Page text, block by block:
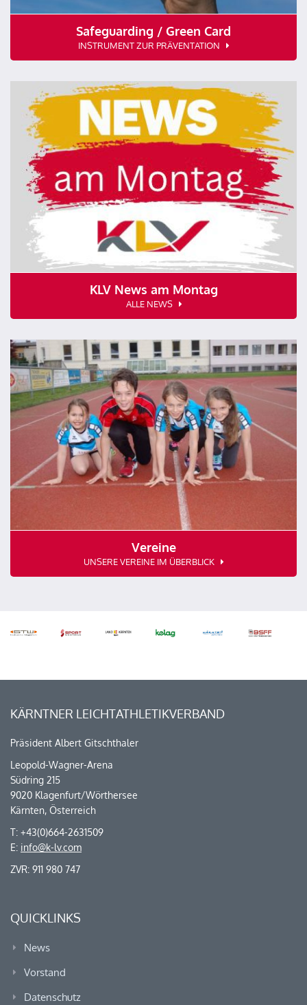
Safeguarding / Green Card
INSTRUMENT ZUR PRÄVENTATION
KLV News am Montag
ALLE NEWS
Vereine
UNSERE VEREINE IM ÜBERBLICK
KÄRNTNER LEICHTATHLETIKVERBAND
Präsident Albert Gitschthaler
Leopold-Wagner-Arena
Südring 215
9020 Klagenfurt/Wörthersee
Kärnten, Österreich
T: +43(0)664-2631509
E: info@k-lv.com
ZVR: 911 980 747
QUICKLINKS
News
Vorstand
Datenschutz